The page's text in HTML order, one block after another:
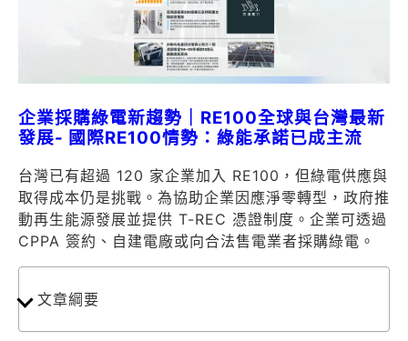
企業採購綠電新趨勢｜RE100全球與台灣最新
發展- 國際RE100情勢：綠能承諾已成主流
台灣已有超過 120 家企業加入 RE100，但綠電供應與
取得成本仍是挑戰。為協助企業因應淨零轉型，政府推
動再生能源發展並提供 T-REC 憑證制度。企業可透過
CPPA 簽約、自建電廠或向合法售電業者採購綠電。
文章綱要